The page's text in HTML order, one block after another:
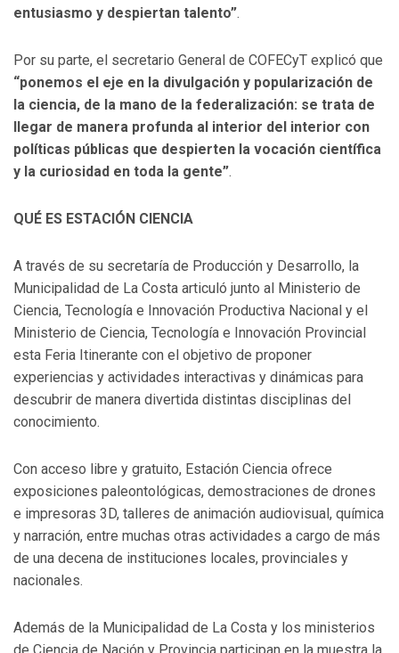
entusiasmo y despiertan talento”.
Por su parte, el secretario General de COFECyT explicó que
“ponemos el eje en la divulgación y popularización de
la ciencia, de la mano de la federalización: se trata de
llegar de manera profunda al interior del interior con
políticas públicas que despierten la vocación científica
y la curiosidad en toda la gente”.
QUÉ ES ESTACIÓN CIENCIA
A través de su secretaría de Producción y Desarrollo, la
Municipalidad de La Costa articuló junto al Ministerio de
Ciencia, Tecnología e Innovación Productiva Nacional y el
Ministerio de Ciencia, Tecnología e Innovación Provincial
esta Feria Itinerante con el objetivo de proponer
experiencias y actividades interactivas y dinámicas para
descubrir de manera divertida distintas disciplinas del
conocimiento.
Con acceso libre y gratuito, Estación Ciencia ofrece
exposiciones paleontológicas, demostraciones de drones
e impresoras 3D, talleres de animación audiovisual, química
y narración, entre muchas otras actividades a cargo de más
de una decena de instituciones locales, provinciales y
nacionales.
Además de la Municipalidad de La Costa y los ministerios